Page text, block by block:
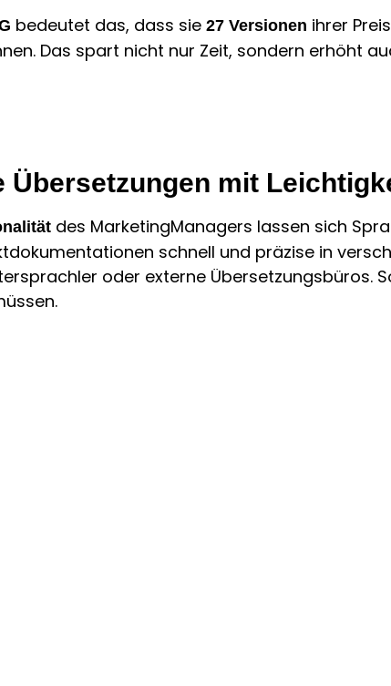
bedeutet das, dass sie 27 Versionen ihrer
Das spart nicht nur Zeit, sondern erhöht
mit
des MarketingManagers lassen sich
schnell und präzise in
oder externe Übersetzungsbüros.